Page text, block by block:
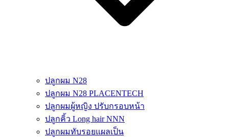
ปลูกผม N28
ปลูกผม N28 PLACENTECH
ปลูกผมผู้หญิง ปรับกรอบหน้า
ปลูกคิ้ว Long hair NNN
ปลูกผมทับรอยแผลเป็น